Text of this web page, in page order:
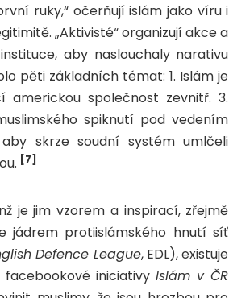
ruky,“ očerňují islám jako víru i
„Aktivisté“ organizují akce a
aby naslouchaly narativu
pěti základních témat: 1. Islám je
americkou společnost zevnitř. 3.
spiknutí pod vedením
skrze soudní systém umlčeli
[7]
je jim vzorem a inspirací, zřejmě
jádrem protiislámského hnutí síť
Defence League, EDL), existuje
facebookové iniciativyIslám v ČR